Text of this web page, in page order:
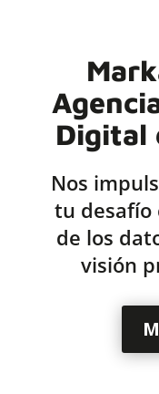
Digital
Nos
tu desafío
de los
visión